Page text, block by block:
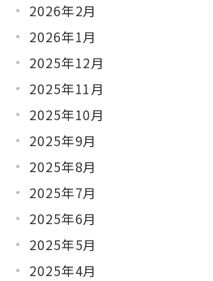
2026年2月
2026年1月
2025年12月
2025年11月
2025年10月
2025年9月
2025年8月
2025年7月
2025年6月
2025年5月
2025年4月